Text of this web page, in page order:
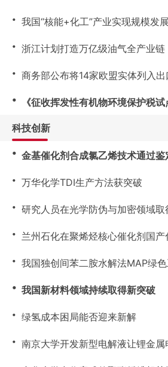
・ 我国“核能+化工”产业实现规模发展
・ 浙江计划打造万亿级油气全产业链
・ 商务部公布将14家欧盟实体列入出
・ 《征收挥发性有机物环境保护税
科技创新
・ 金基催化剂合成氯乙烯技术通过鉴
・ 万华化学TDI生产方法获突破
・ 研究人员在光学防伪与加密领域取
・ 兰州石化在聚烯烃核心催化剂国产
・ 我国独创间苯二胺水解法MAP绿
・ 我国新材料领域持续取得新突破
・ 绿氢成本困局能否迎来新解
・ 南京大学开发新型电解液让锂金属